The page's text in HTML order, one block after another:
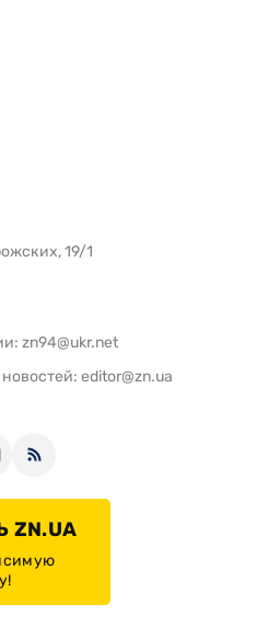
19/1
zn94@ukr.net
editor@zn.ua